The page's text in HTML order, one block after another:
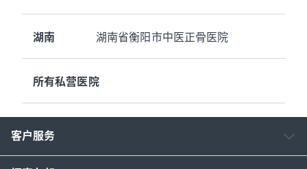
湖南 湖南省衡阳市中医正骨医院
所有私营医院
客户服务